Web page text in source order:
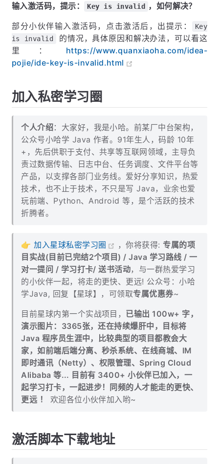
输入激活码，提示： Key is invalid ，如何解决？
部分小伙伴输入激活码，点击激活后，出提示：
Key
is invalid
的情况，具体原因和解决办法，可以看这
里： https://www.quanxiaoha.com/idea-
pojie/ide-key-is-invalid.html
加入私密学习圈
个人介绍：大家好，我是小哈。前某厂中台架构，
公众号小哈学 Java 作者。91年生人，码龄 10年
+，先后供职于支付、共享等互联网领域，主导负
责过数据传输、日志中台、任务调度、文件平台等
产品，以支撑各部门业务线。爱好分享知识，热爱
技术，也不止于技术，不只是写 Java，业余也爱
玩前端、Python、Android 等，是个活跃的技术
折腾者。
👉加入星球私密学习圈 ，你将获得: 专属的项
目实战(目前已完结2个项目) / Java 学习路线 / 一
对一提问 / 学习打卡/ 送书活动，与一群热爱学习
的小伙伴一起，将走的更快、更远! 公众号：小哈
学Java, 回复【星球】，可领取专属优惠券~
目前星球内第一个实战项目， 已输出 100w+ 字，
演示图片：3365张，还在持续爆肝中，目标将
Java 程序员生涯中，比较典型的项目都教会大
家，如前端后端分离、秒杀系统、在线商城、IM
即时通讯（Netty）、权限管理、Spring Cloud
Alibaba 等... 目前有 3400+ 小伙伴已加入，一
起学习打卡，一起进步！同频的人才能走的更快、
更远 ！
欢迎各位小伙伴加入哟~
激活脚本下载地址